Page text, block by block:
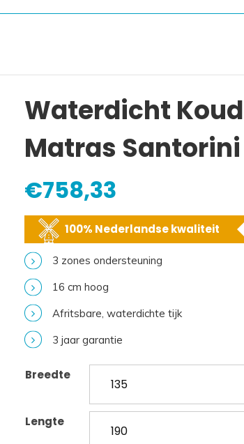
Waterdicht
Matras Santorini
€758,33
100% Nederlandse kwaliteit
3 zones ondersteuning
16 cm hoog
Afritsbare, waterdichte tijk
3 jaar garantie
Breedte
Lengte